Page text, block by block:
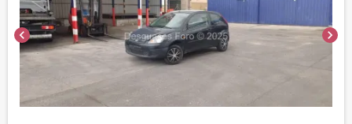
chevron_left chevron_right